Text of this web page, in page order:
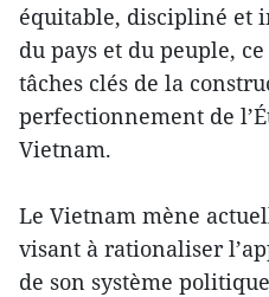
équitable, discipliné et
du pays et du peuple,
tâches clés de la
perfectionnement de
Vietnam.
Le Vietnam mène
visant à rationaliser
de son système